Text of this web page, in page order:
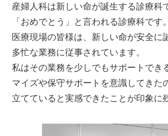
産婦人科は新しい命が誕生する診療科
「おめでとう」と言われる診療科です。
医療現場の皆様は、新しい命が安全に
多忙な業務に従事されています。
私はその業務を少しでもサポートでき
マイズや保守サポートを意識してきた
立てていると実感できたことが印象に